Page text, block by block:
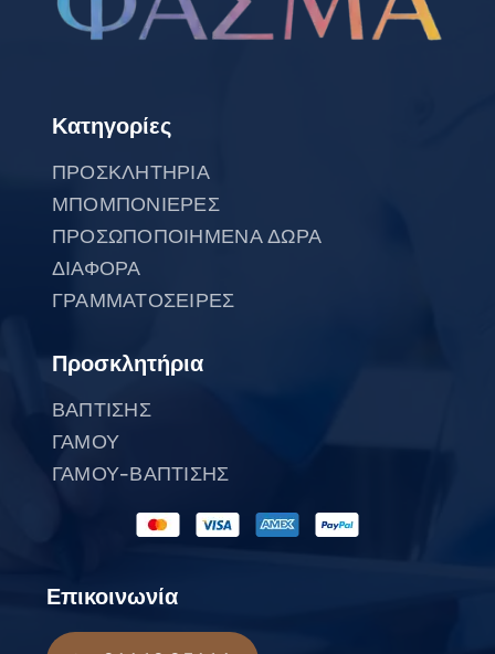
Κατηγορίες
ΠΡΟΣΚΛΗΤΗΡΙΑ
ΜΠΟΜΠΟΝΙΕΡΕΣ
ΠΡΟΣΩΠΟΠΟΙΗΜΕΝΑ ΔΩΡΑ
ΔΙΑΦΟΡΑ
ΓΡΑΜΜΑΤΟΣΕΙΡΕΣ
Προσκλητήρια
ΒΑΠΤΙΣΗΣ
ΓΑΜΟΥ
ΓΑΜΟΥ-ΒΑΠΤΙΣΗΣ
Επικοινωνία